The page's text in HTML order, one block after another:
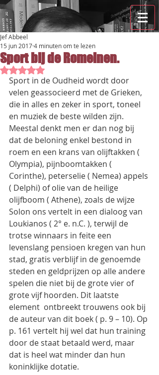
Sport bij de Romeinen.
Jef Abbeel
15 jun 20174 minuten om te lezen
Beoordeeld met NaN uit 5 sterren.
Sport in de Oudheid wordt door
velen geassocieerd met de Grieken,
die in alles en zeker in sport, toneel
en muziek de beste wilden zijn.
Meestal denkt men er dan nog bij
dat de beloning enkel bestond in
roem en een krans van olijftakken (
Olympia), pijnboomtakken (
Corinthe), peterselie ( Nemea) appels
( Delphi) of olie van de heilige
olijfboom ( Athene), zoals de wijze
Solon ons vertelt in een dialoog van
Loukianos ( 2° e. n.C. ), terwijl de
trotse winnaars in feite een
levenslang pensioen kregen van hun
stad, gratis verblijf in de genoemde
steden en geldprijzen op alle andere
spelen die niet bij de grote vier of
grote vijf hoorden. Dit laatste
element  ontbreekt trouwens ook bij
de auteur van dit boek ( p. 9 – 10). Op
p. 161 vertelt hij wel dat hun training
door de staat betaald werd, maar
dat is heel wat minder dan hun
koninklijke dotatie.